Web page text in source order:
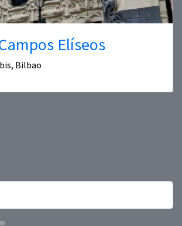
Elíseos
Bilbao